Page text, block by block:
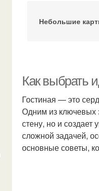
Небольшие
Картины в
Как выбрать
Гостиная — это
Одним из ключевых
стену, но и
сложной задачей,
основные советы,